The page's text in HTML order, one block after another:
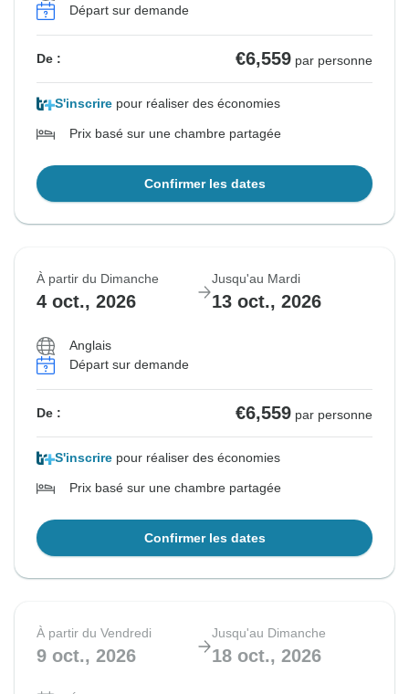
Départ sur demande
De : €6,559 par personne
S'inscrire pour réaliser des économies
Prix basé sur une chambre partagée
Confirmer les dates
À partir du Dimanche
4 oct., 2026
Jusqu'au Mardi
13 oct., 2026
Anglais
Départ sur demande
De : €6,559 par personne
S'inscrire pour réaliser des économies
Prix basé sur une chambre partagée
Confirmer les dates
À partir du Vendredi
9 oct., 2026
Jusqu'au Dimanche
18 oct., 2026